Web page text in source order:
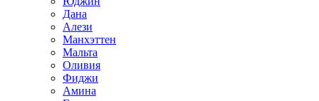
Дана
Алези
Манхэттен
Мальта
Оливия
Фиджи
Амина